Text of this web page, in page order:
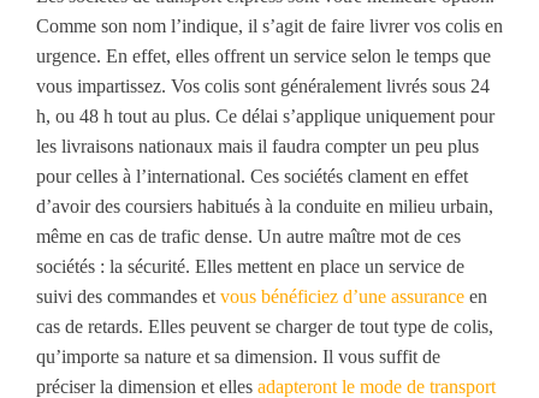
Comme son nom l’indique, il s’agit de faire livrer vos colis en
urgence. En effet, elles offrent un service selon le temps que
vous impartissez. Vos colis sont généralement livrés sous 24
h, ou 48 h tout au plus. Ce délai s’applique uniquement pour
les livraisons nationaux mais il faudra compter un peu plus
pourcelles à l’international. Ces sociétés clament en effet
d’avoir des coursiers habitués à la conduite en milieu urbain,
même en cas de trafic dense. Un autre maître mot de ces
sociétés : la sécurité. Elles mettent en place un service de
suivi des commandes et vous bénéficiez d’une assurance en
cas de retards. Elles peuvent se charger de tout type de colis,
qu’importe sa nature et sa dimension. Il vous suffit de
préciser la dimension et elles adapteront le mode de transport